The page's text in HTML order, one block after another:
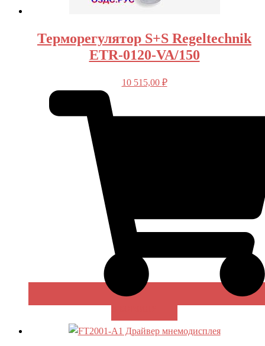
Терморегулятор S+S Regeltechnik
ETR-0120-VA/150
10 515,00 ₽